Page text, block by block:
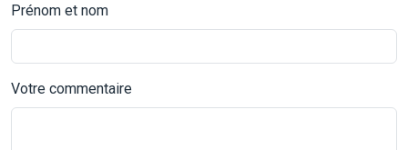
Prénom et nom
Votre commentaire